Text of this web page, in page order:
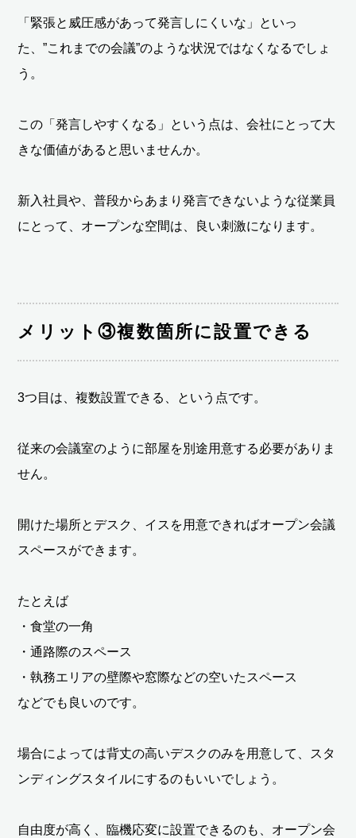
「緊張と威圧感があって発言しにくいな」といっ
た、”これまでの会議”のような状況ではなくなるでしょ
う。
この「発言しやすくなる」という点は、会社にとって大
きな価値があると思いませんか。
新入社員や、普段からあまり発言できないような従業員
にとって、オープンな空間は、良い刺激になります。
メリット③複数箇所に設置できる
3つ目は、複数設置できる、という点です。
従来の会議室のように部屋を別途用意する必要がありま
せん。
開けた場所とデスク、イスを用意できればオープン会議
スペースができます。
たとえば
・食堂の一角
・通路際のスペース
・執務エリアの壁際や窓際などの空いたスペース
などでも良いのです。
場合によっては背丈の高いデスクのみを用意して、スタ
ンディングスタイルにするのもいいでしょう。
自由度が高く、臨機応変に設置できるのも、オープン会